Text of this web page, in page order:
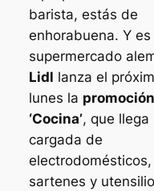
barista, estás de
enhorabuena. Y es
supermercado
Lidl lanza el
lunes la promoción
‘Cocina’, que llega
cargada de
electrodomésticos,
sartenes y